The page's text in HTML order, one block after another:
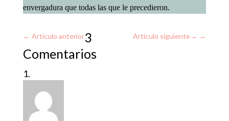
envergadura que todas las que le precedieron.
← Artículo anterior Artículo siguiente →
3
Comentarios